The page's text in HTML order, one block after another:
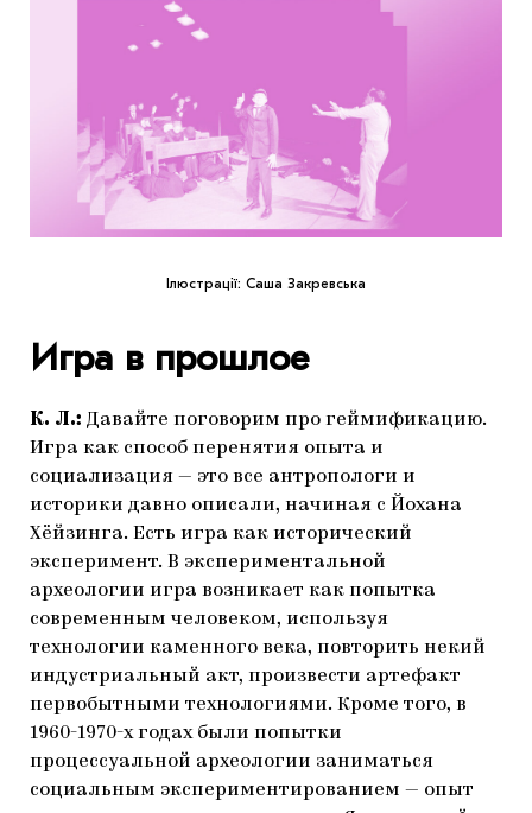
Ілюстрації: Саша Закревська
Игра в прошлое
К. Л.: Давайте поговорим про геймификацию.
Игра как способ перенятия опыта и
социализация — это все антропологи и
историки давно описали, начиная с Йохана
Хёйзинга. Есть игра как исторический
эксперимент. В экспериментальной
археологии игра возникает как попытка
современным человеком, используя
технологии каменного века, повторить некий
индустриальный акт, произвести артефакт
первобытными технологиями. Кроме того, в
1960-1970-х годах были попытки
процессуальной археологии заниматься
социальным экспериментированием — опыт